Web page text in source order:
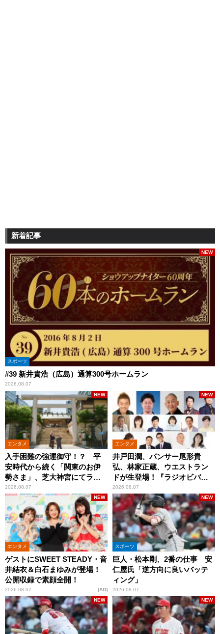
新着記事
スポーツ
#39 新井貴浩（広島）通算300号ホームラン
2026.08.07
NEW
エンタメ
入手困難の強運御守！？ 平
安時代から続く「関東のお伊
勢さま」、芝大神宮にてラン
パンプスが合格祈願！
2026.08.07
NEW
エンタメ
井戸田潤、パンサー尾形貴
弘、林家正蔵、ウエストラン
ドが生登場！『ラジオビバリ
ー昼ズ』
2026.08.07
NEW
エンタメ
ゲストにSWEET STEADY・音
井結衣＆白石まゆみが登場！
公開収録で素顔全開！
2026.08.07
NEW
AD
スポーツ
巨人・松本剛、2番の仕事 安
仁屋氏「逆方向に良いバッテ
ィング」
2026.08.07
NEW
NEW NEW